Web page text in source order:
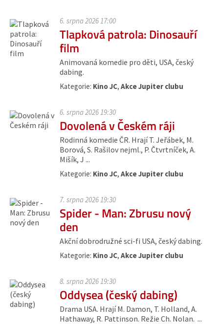
6. srpna 2026 17:00
Tlapková patrola: Dinosauří
film
Animovaná komedie pro děti, USA, český
dabing.
Kategorie: Kino JC, Akce Jupiter clubu
6. srpna 2026 19:30
Dovolená v Českém ráji
Rodinná komedie ČR. Hrají T. Jeřábek, M.
Borová, S. Rašilov nejml., P. Čtvrtníček, A.
Mišík, J ...
Kategorie: Kino JC, Akce Jupiter clubu
7. srpna 2026 19:30
Spider - Man: Zbrusu nový
den
Akční dobrodružné sci-fi USA, český dabing.
Kategorie: Kino JC, Akce Jupiter clubu
8. srpna 2026 19:30
Oddysea (český dabing)
Drama USA. Hrají M. Damon, T. Holland, A.
Hathaway, R. Pattinson. Režie Ch. Nolan. ...